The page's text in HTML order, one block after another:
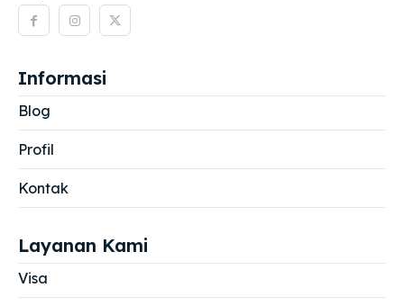
Informasi
Blog
Profil
Kontak
Layanan Kami
Visa